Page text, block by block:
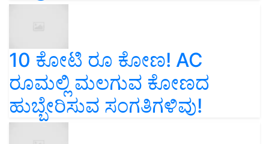
10 ಕೋಟಿ ರೂ ಕೋಣ! AC
ರೂಮಲ್ಲಿ ಮಲಗುವ ಕೋಣದ
ಹುಬ್ಬೇರಿಸುವ ಸಂಗತಿಗಳಿವು!